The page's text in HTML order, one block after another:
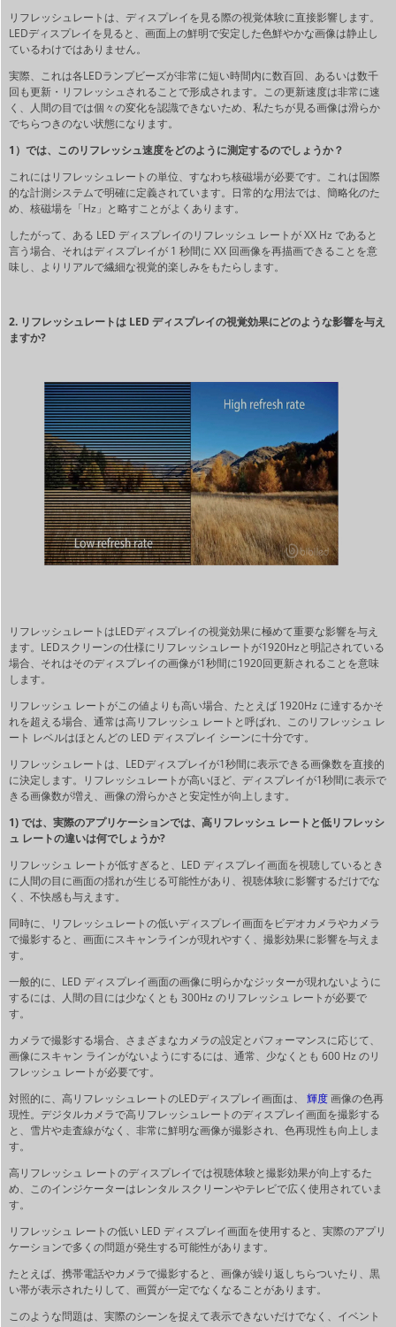
リフレッシュレートは、ディスプレイを見る際の視覚体験に直接影響します。
LEDディスプレイを見ると、画面上の鮮明で安定した色鮮やかな画像は静止し
ているわけではありません。
実際、これは各LEDランプビーズが非常に短い時間内に数百回、あるいは数千
回も更新・リフレッシュされることで形成されます。この更新速度は非常に速
く、人間の目では個々の変化を認識できないため、私たちが見る画像は滑らか
でちらつきのない状態になります。
1）では、このリフレッシュ速度をどのように測定するのでしょうか？
これにはリフレッシュレートの単位、すなわち核磁場が必要です。これは国際
的な計測システムで明確に定義されています。日常的な用法では、簡略化のた
め、核磁場を「Hz」と略すことがよくあります。
したがって、ある LED ディスプレイのリフレッシュ レートが XX Hz であると
言う場合、それはディスプレイが 1 秒間に XX 回画像を再描画できることを意
味し、よりリアルで繊細な視覚的楽しみをもたらします。
2. リフレッシュレートは LED ディスプレイの視覚効果にどのような影響を与え
ますか?
リフレッシュレートはLEDディスプレイの視覚効果に極めて重要な影響を与え
ます。LEDスクリーンの仕様にリフレッシュレートが1920Hzと明記されている
場合、それはそのディスプレイの画像が1秒間に1920回更新されることを意味
します。
リフレッシュ レートがこの値よりも高い場合、たとえば 1920Hz に達するかそ
れを超える場合、通常は高リフレッシュ レートと呼ばれ、このリフレッシュ レ
ート レベルはほとんどの LED ディスプレイ シーンに十分です。
リフレッシュレートは、LEDディスプレイが1秒間に表示できる画像数を直接的
に決定します。リフレッシュレートが高いほど、ディスプレイが1秒間に表示で
きる画像数が増え、画像の滑らかさと安定性が向上します。
1) では、実際のアプリケーションでは、高リフレッシュ レートと低リフレッシ
ュ レートの違いは何でしょうか?
リフレッシュ レートが低すぎると、LED ディスプレイ画面を視聴しているとき
に人間の目に画面の揺れが生じる可能性があり、視聴体験に影響するだけでな
く、不快感も与えます。
同時に、リフレッシュレートの低いディスプレイ画面をビデオカメラやカメラ
で撮影すると、画面にスキャンラインが現れやすく、撮影効果に影響を与えま
す。
一般的に、LED ディスプレイ画面の画像に明らかなジッターが現れないように
するには、人間の目には少なくとも 300Hz のリフレッシュ レートが必要で
す。
カメラで撮影する場合、さまざまなカメラの設定とパフォーマンスに応じて、
画像にスキャン ラインがないようにするには、通常、少なくとも 600 Hz のリ
フレッシュ レートが必要です。
対照的に、高リフレッシュレートのLEDディスプレイ画面は、 輝度画像の色再
現性。デジタルカメラで高リフレッシュレートのディスプレイ画面を撮影する
と、雪片や走査線がなく、非常に鮮明な画像が撮影され、色再現性も向上しま
す。
高リフレッシュ レートのディスプレイでは視聴体験と撮影効果が向上するた
め、このインジケーターはレンタル スクリーンやテレビで広く使用されていま
す。
リフレッシュ レートの低い LED ディスプレイ画面を使用すると、実際のアプリ
ケーションで多くの問題が発生する可能性があります。
たとえば、携帯電話やカメラで撮影すると、画像が繰り返しちらついたり、黒
い帯が表示されたりして、画質が一定でなくなることがあります。
このような問題は、実際のシーンを捉えて表示できないだけでなく、イベント